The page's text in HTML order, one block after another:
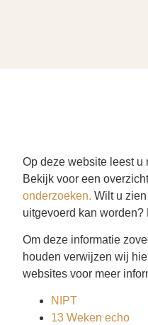
Op deze website leest u
Bekijk voor een
onderzoeken. Wilt u
uitgevoerd kan
Om deze informatie
houden verwijzen wij
websites voor meer
NIPT
13 Weken echo